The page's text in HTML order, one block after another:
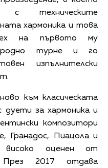
с техническите
хармоника и това
на първото му
турне и го
изпълнителски
към класическата
дуети за хармоника и
композитори
Гранадос, Пиацола и
високо оценен от
През 2017 отдава